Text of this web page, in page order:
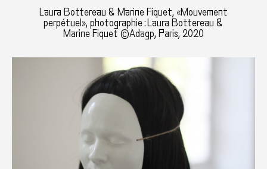
Laura Bottereau & Marine Fiquet, «Mouvement
perpétuel», photographie : Laura Bottereau &
Marine Fiquet ©Adagp, Paris, 2020